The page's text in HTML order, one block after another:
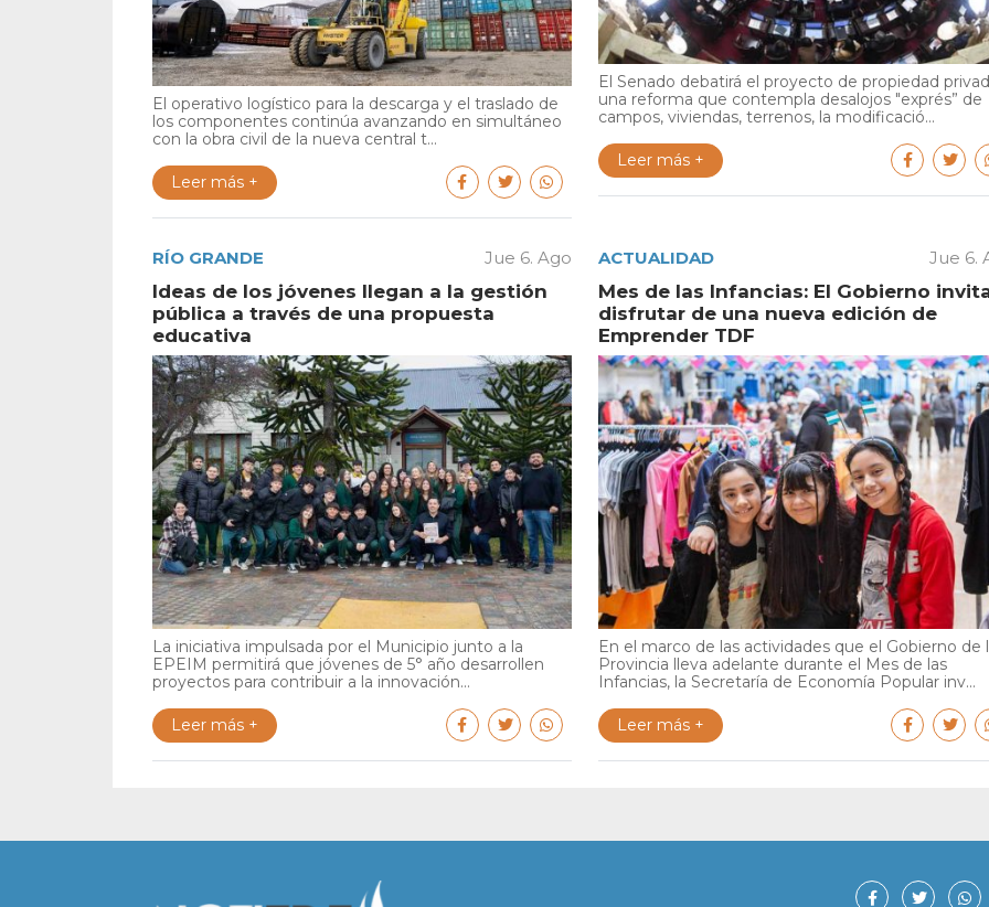
El operativo logístico para la descarga y el traslado de
los componentes continúa avanzando en simultáneo
con la obra civil de la nueva central t...
Leer más +
El Senado debatirá el proyecto de propiedad
una reforma que contempla desalojos "exprés” de
campos, viviendas, terrenos, la modificació...
Leer más +
RÍO GRANDE Jue 6. Ago
Ideas de los jóvenes llegan a la gestión
pública a través de una propuesta
educativa
La iniciativa impulsada por el Municipio junto a la
EPEIM permitirá que jóvenes de 5° año desarrollen
proyectos para contribuir a la innovación...
Leer más +
ACTUALIDAD Jue 6.
Mes de las Infancias: El Gobierno
disfrutar de una nueva edición de
Emprender TDF
En el marco de las actividades que el Gobierno de
Provincia lleva adelante durante el Mes de las
Infancias, la Secretaría de Economía Popular inv...
Leer más +